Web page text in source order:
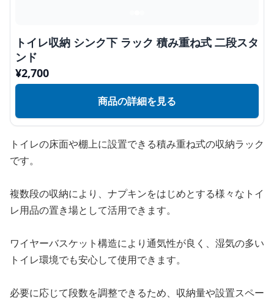
トイレ収納 シンク下 ラック 積み重ね式 二段スタ
ンド
¥2,700
商品の詳細を見る
トイレの床面や棚上に設置できる積み重ね式の収納ラック
です。
複数段の収納により、ナプキンをはじめとする様々なトイ
レ用品の置き場として活用できます。
ワイヤーバスケット構造により通気性が良く、湿気の多い
トイレ環境でも安心して使用できます。
必要に応じて段数を調整できるため、収納量や設置スペー